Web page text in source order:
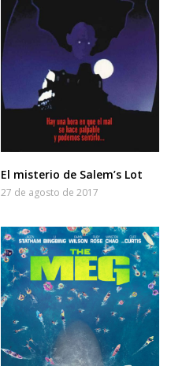
El misterio de Salem’s Lot
27 de agosto de 2017